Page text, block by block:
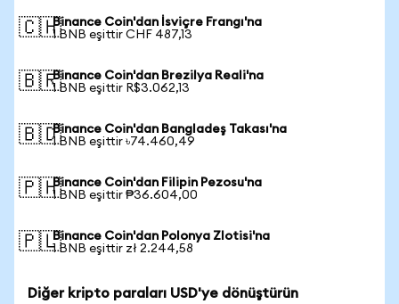
🇨🇭Binance Coin'dan İsviçre Frangı'na
1 BNB eşittir CHF 487,13
🇧🇷Binance Coin'dan Brezilya Reali'na
1 BNB eşittir R$3.062,13
🇧🇩Binance Coin'dan Bangladeş Takası'na
1 BNB eşittir ৳74.460,49
🇵🇭Binance Coin'dan Filipin Pezosu'na
1 BNB eşittir ₱36.604,00
🇵🇱Binance Coin'dan Polonya Zlotisi'na
1 BNB eşittir zł 2.244,58
Diğer kripto paraları USD'ye dönüştürün